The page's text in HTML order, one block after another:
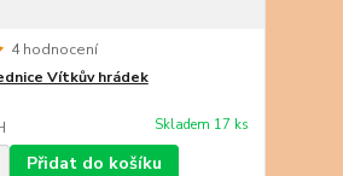
4 hodnocení
Vítkův hrádek
Skladem 17 ks
Přidat do košíku